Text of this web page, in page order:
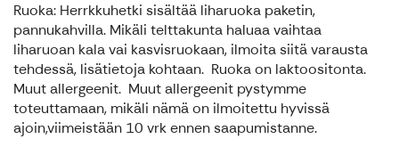
Ruoka: Herrkkuhetki sisältää liharuoka paketin,
pannukahvilla. Mikäli telttakunta haluaa vaihtaa
liharuoan kala vai kasvisruokaan, ilmoita siitä varausta
tehdessä, lisätietoja kohtaan. Ruoka on laktoositonta.
Muut allergeenit. Muut allergeenit pystymme
toteuttamaan, mikäli nämä on ilmoitettu hyvissä
ajoin,viimeistään 10 vrk ennen saapumistanne.